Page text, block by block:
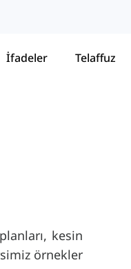
İfadeler Telaffuz
kesin
örnekler